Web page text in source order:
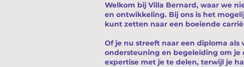
Welkom bij Villa Bernard, waar we
en ontwikkeling. Bij ons is het
kunt zetten naar een boeiende
Of je nu streeft naar een diploma
ondersteuning en begeleiding om je
expertise met je te delen, terwijl je